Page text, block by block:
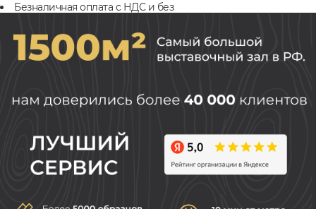
Безналичная оплата с НДС и без